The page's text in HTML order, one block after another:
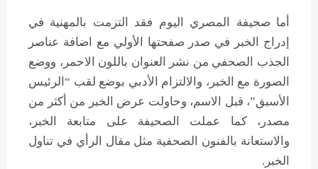
أما صحيفة المصري اليوم فقد التزمت بالمهنية في
إدراج الخبر في صدر صفحتها الأولي مع اضافة عناصر
الجذب الصحفي من نشر العنوان باللون اﻻحمر، ووضع
الصورة مع الخبر، والالتزام الأدبي بوضع لقب “الرئيس
الأسبق”، قبل الاسم، وحاولت عرض الخبر من أكثر من
مصدر، كما عملت الصحيفة على متابعة الخبر،
والاستعانة بالفنون الصحفية مثل مقال الرأي في تناول
الخبر.